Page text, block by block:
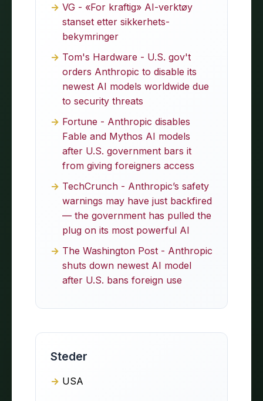
VG - «For kraftig» AI-verktøy
stanset etter sikkerhets­
bekymringer
Tom's Hardware - U.S. gov't
orders Anthropic to disable its
newest AI models worldwide due
to security threats
Fortune - Anthropic disables
Fable and Mythos AI models
after U.S. government bars it
from giving foreigners access
TechCrunch - Anthropic’s safety
warnings may have just backfired
— the government has pulled the
plug on its most powerful AI
The Washington Post - Anthropic
shuts down newest AI model
after U.S. bans foreign use
Steder
USA